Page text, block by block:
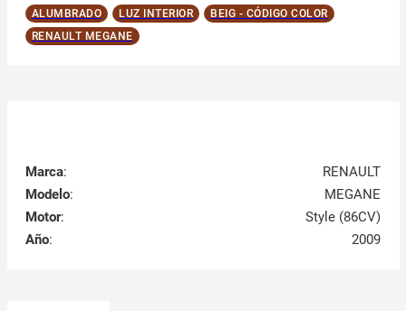
ALUMBRADO LUZ INTERIOR
BEIG - CÓDIGO COLOR
RENAULT MEGANE
Marca:
RENAULT
Modelo:
MEGANE
Motor:
Style (86CV)
Año: 2009